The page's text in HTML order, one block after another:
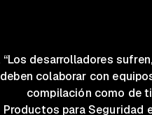
“Los desarrolladores
deben colaborar con
compilación como de
Productos para Seguridad